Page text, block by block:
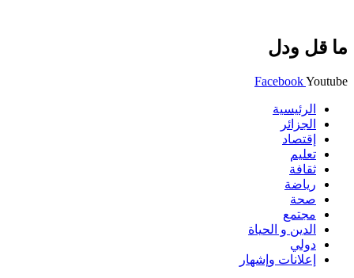
ما قل ودل
FacebookYoutube
الرئيسية
الجزائر
إقتصاد
تعليم
ثقافة
رياضة
صحة
مجتمع
الدين و الحياة
دولي
إعلانات وإشهار